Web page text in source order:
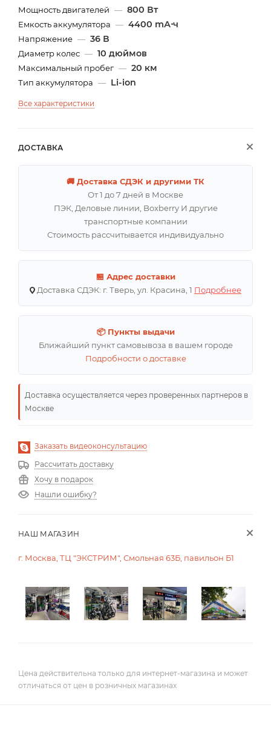
Мощность двигателей — 800 Вт
Емкость аккумулятора — 4400 mА⋅ч
Напряжение — 36 В
Диаметр колес — 10 дюймов
Максимальный пробег — 20 км
Тип аккумулятора — Li-ion
Все характеристики
ДОСТАВКА
🚚 Доставка СДЭК и другими ТК
От 1 до 7 дней в Москве
ПЭК, Деловые линии, Boxberry И другие
транспортные компании
Стоимость рассчитывается индивидуально
🏪 Адрес доставки
Доставка СДЭК: г. Тверь, ул. Красина, 1 Подробнее
📦 Пункты выдачи
Ближайший пункт самовывоза в вашем городе
Подробности о доставке
Доставка осуществляется через проверенных партнеров в
Москве
Заказать видеоконсультацию
Рассчитать доставку
Хочу в подарок
Нашли ошибку?
НАШ МАГАЗИН
г. Москва, ТЦ "ЭКСТРИМ", Смольная 63Б, павильон Б1
Цена действительна только для интернет-магазина и может
отличаться от цен в розничных магазинах